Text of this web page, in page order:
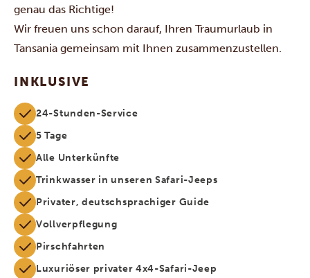
genau das Richtige!
Wir freuen uns schon darauf, Ihren Traumurlaub in
Tansania gemeinsam mit Ihnen zusammenzustellen.
INKLUSIVE
24-Stunden-Service
5 Tage
Alle Unterkünfte
Trinkwasser in unseren Safari-Jeeps
Privater, deutschsprachiger Guide
Vollverpflegung
Pirschfahrten
Luxuriöser privater 4x4-Safari-Jeep